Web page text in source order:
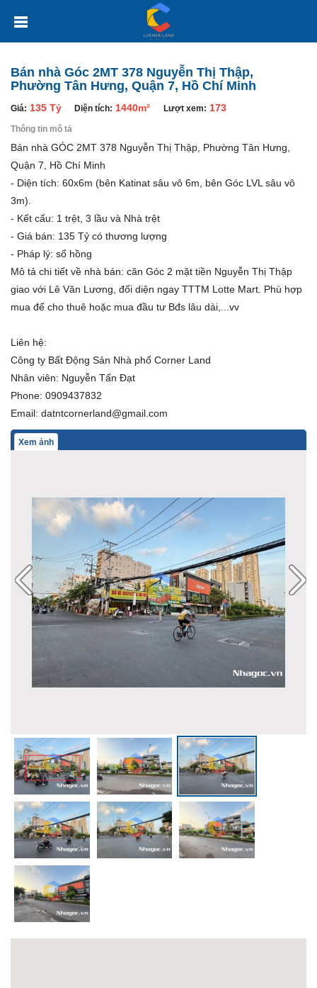
Bán nhà Góc 2MT 378 Nguyễn Thị Thập,
Phường Tân Hưng, Quận 7, Hồ Chí Minh
Giá: 135 Tỷ Diện tích: 1440m² Lượt xem: 173
Thông tin mô tả
Bán nhà GÓC 2MT 378 Nguyễn Thị Thập, Phường Tân Hưng,
Quận 7, Hồ Chí Minh
- Diện tích: 60x6m (bên Katinat sâu vô 6m, bên Góc LVL sâu vô
3m).
- Kết cấu: 1 trệt, 3 lầu và Nhà trệt
- Giá bán: 135 Tỷ có thương lượng
- Pháp lý: sổ hồng
Mô tả chi tiết về nhà bán: căn Góc 2 mặt tiền Nguyễn Thị Thập
giao với Lê Văn Lương, đối diện ngay TTTM Lotte Mart. Phù hợp
mua để cho thuê hoặc mua đầu tư Bđs lâu dài,...vv
Liên hệ:
Công ty Bất Động Sản Nhà phố Corner Land
Nhân viên: Nguyễn Tấn Đạt
Phone: 0909437832
Email: datntcornerland@gmail.com
Xem ảnh